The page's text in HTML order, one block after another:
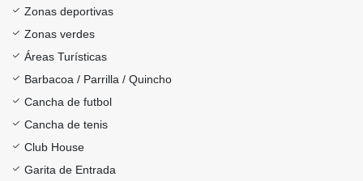
Zonas deportivas
Zonas verdes
Áreas Turísticas
Barbacoa / Parrilla / Quincho
Cancha de futbol
Cancha de tenis
Club House
Garita de Entrada